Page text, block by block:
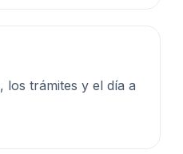
los trámites y el día a